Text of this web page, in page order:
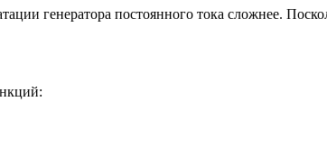
генератора постоянного тока сложнее.